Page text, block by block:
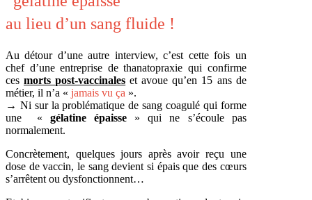
au lieu d’un sang fluide !
Au détour d’une autre interview, c’est cette fois un
chef d’une entreprise de thanatopraxie qui confirme
cesmorts post-vaccinales et avoue qu’en 15 ans de
métier, il n’a « jamais vu ça ».
→ Ni sur la problématique de sang coagulé qui forme
une «gélatine épaisse » qui ne s’écoule pas
normalement.
Concrètement, quelques jours après avoir reçu une
dose de vaccin, le sang devient si épais que des cœurs
s’arrêtent ou dysfonctionnent…